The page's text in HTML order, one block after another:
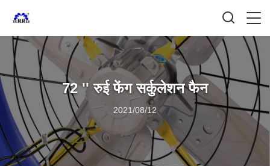
72 '' रुई फेंग सर्कुलेशन फैन
2021/08/12